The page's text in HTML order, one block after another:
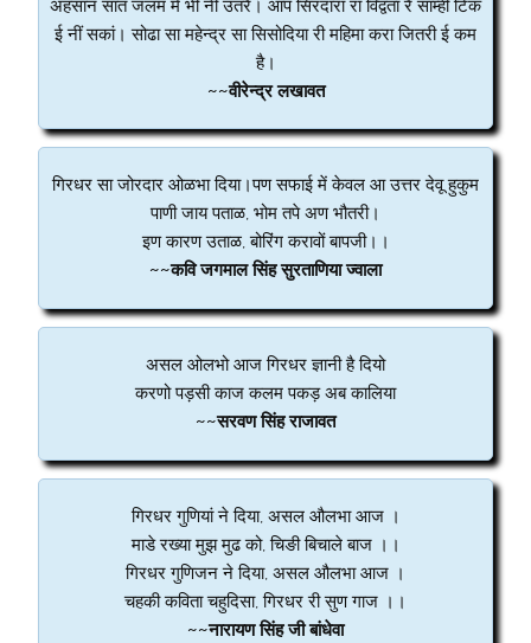
अहसान सात जलम में भी नीं उतरै। आप सिरदारां रा विद्वता रै साम्ही टिक
ई नीं सकां। सोढा सा महेन्द्र सा सिसोदिया री महिमा करा जितरी ई कम
है।
~~वीरेन्द्र लखावत
गिरधर सा जोरदार ओळभा दिया।पण सफाई में केवल आ उत्तर देवू हुकुम
पाणी जाय पताळ, भोम तपे अण भौतरी।
इण कारण उताळ, बोरिंग करावों बापजी।।
~~कवि जगमाल सिंह सुरताणिया ज्वाला
असल ओलभो आज गिरधर ज्ञानी है दियो
करणो पड़सी काज कलम पकड़ अब कालिया
~~सरवण सिंह राजावत
गिरधर गुणियां ने दिया, असल औलभा आज ।
माडे रख्या मुझ मुढ को, चिङी बिचाले बाज ।।
गिरधर गुणिजन ने दिया, असल औलभा आज ।
चहकी कविता चहुदिसा, गिरधर री सुण गाज ।।
~~नारायण सिंह जी बांधेवा